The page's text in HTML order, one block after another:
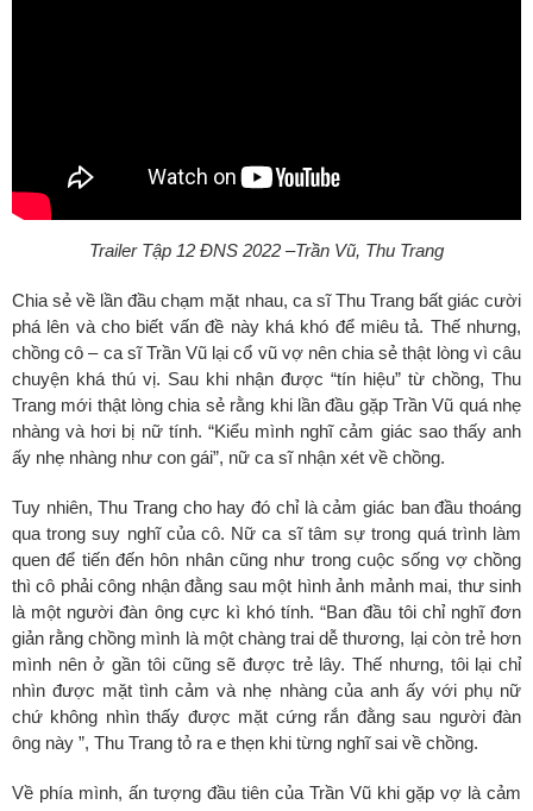
Trailer Tập 12 ĐNS 2022 –Trần Vũ, Thu Trang
Chia sẻ về lần đầu chạm mặt nhau, ca sĩ Thu Trang bất giác cười
phá lên và cho biết vấn đề này khá khó để miêu tả. Thế nhưng,
chồng cô – ca sĩ Trần Vũ lại cổ vũ vợ nên chia sẻ thật lòng vì câu
chuyện khá thú vị. Sau khi nhận được “tín hiệu” từ chồng, Thu
Trang mới thật lòng chia sẻ rằng khi lần đầu gặp Trần Vũ quá nhẹ
nhàng và hơi bị nữ tính. “Kiểu mình nghĩ cảm giác sao thấy anh
ấy nhẹ nhàng như con gái”, nữ ca sĩ nhận xét về chồng.
Tuy nhiên, Thu Trang cho hay đó chỉ là cảm giác ban đầu thoáng
qua trong suy nghĩ của cô. Nữ ca sĩ tâm sự trong quá trình làm
quen để tiến đến hôn nhân cũng như trong cuộc sống vợ chồng
thì cô phải công nhận đằng sau một hình ảnh mảnh mai, thư sinh
là một người đàn ông cực kì khó tính. “Ban đầu tôi chỉ nghĩ đơn
giản rằng chồng mình là một chàng trai dễ thương, lại còn trẻ hơn
mình nên ở gần tôi cũng sẽ được trẻ lây. Thế nhưng, tôi lại chỉ
nhìn được mặt tình cảm và nhẹ nhàng của anh ấy với phụ nữ
chứ không nhìn thấy được mặt cứng rắn đằng sau người đàn
ông này ”, Thu Trang tỏ ra e thẹn khi từng nghĩ sai về chồng.
Về phía mình, ấn tượng đầu tiên của Trần Vũ khi gặp vợ là cảm